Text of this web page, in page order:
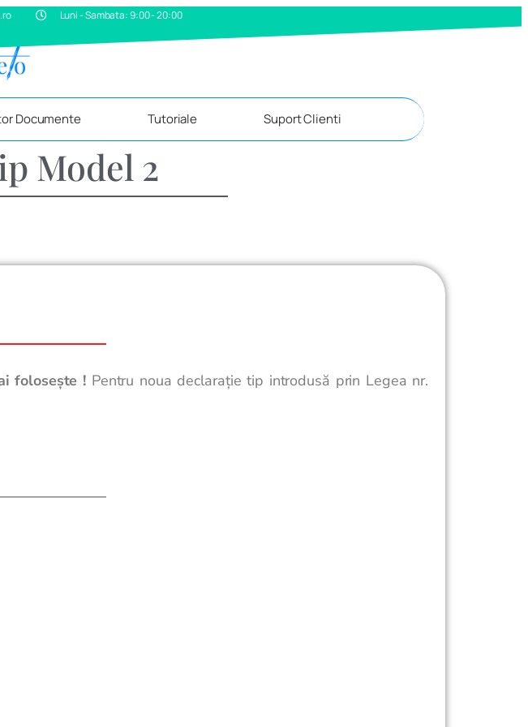
Luni - Sambata: 9:00 - 20:00
Documente Tutoriale Suport Clienti
Model 2
folosește ! Pentru noua declarație tip introdusă prin Legea nr.